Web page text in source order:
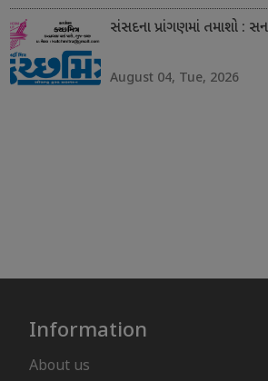
સંસદના પ્રાંગણમાં તમાશો :
August 04, Tue, 2026
Information
About us